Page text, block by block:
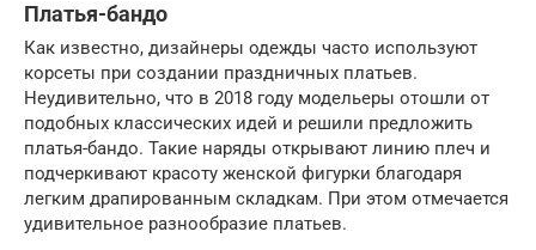
Платья-бандо
Как известно, дизайнеры одежды часто используют
корсеты при создании праздничных платьев.
Неудивительно, что в 2018 году модельеры отошли от
подобных классических идей и решили предложить
платья-бандо. Такие наряды открывают линию плеч и
подчеркивают красоту женской фигурки благодаря
легким драпированным складкам. При этом отмечается
удивительное разнообразие платьев.